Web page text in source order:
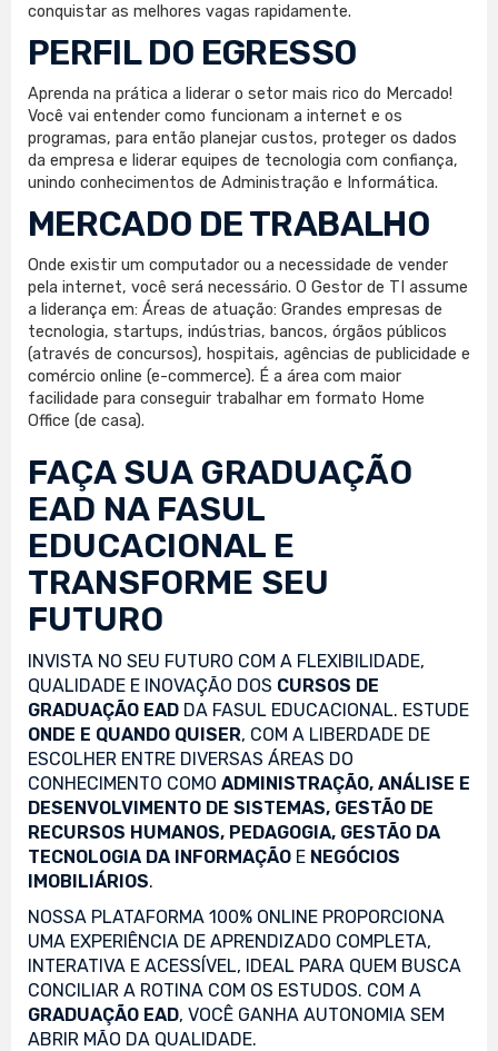
conquistar as melhores vagas rapidamente.
PERFIL DO EGRESSO
Aprenda na prática a liderar o setor mais rico do Mercado!
Você vai entender como funcionam a internet e os
programas, para então planejar custos, proteger os dados
da empresa e liderar equipes de tecnologia com confiança,
unindo conhecimentos de Administração e Informática.
MERCADO DE TRABALHO
Onde existir um computador ou a necessidade de vender
pela internet, você será necessário. O Gestor de TI assume
a liderança em: Áreas de atuação: Grandes empresas de
tecnologia, startups, indústrias, bancos, órgãos públicos
(através de concursos), hospitais, agências de publicidade e
comércio online (e-commerce). É a área com maior
facilidade para conseguir trabalhar em formato Home
Office (de casa).
FAÇA SUA GRADUAÇÃO
EAD NA FASUL
EDUCACIONAL E
TRANSFORME SEU
FUTURO
INVISTA NO SEU FUTURO COM A FLEXIBILIDADE,
QUALIDADE E INOVAÇÃO DOS CURSOS DE
GRADUAÇÃO EAD DA FASUL EDUCACIONAL. ESTUDE
ONDE E QUANDO QUISER, COM A LIBERDADE DE
ESCOLHER ENTRE DIVERSAS ÁREAS DO
CONHECIMENTO COMO ADMINISTRAÇÃO, ANÁLISE E
DESENVOLVIMENTO DE SISTEMAS, GESTÃO DE
RECURSOS HUMANOS, PEDAGOGIA, GESTÃO DA
TECNOLOGIA DA INFORMAÇÃO E NEGÓCIOS
IMOBILIÁRIOS.
NOSSA PLATAFORMA 100% ONLINE PROPORCIONA
UMA EXPERIÊNCIA DE APRENDIZADO COMPLETA,
INTERATIVA E ACESSÍVEL, IDEAL PARA QUEM BUSCA
CONCILIAR A ROTINA COM OS ESTUDOS. COM A
GRADUAÇÃO EAD, VOCÊ GANHA AUTONOMIA SEM
ABRIR MÃO DA QUALIDADE.